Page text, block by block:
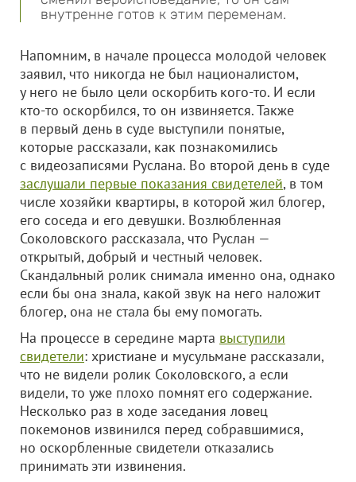
внутренне готов к этим переменам.
Напомним, в начале процесса молодой человек
заявил, что никогда не был националистом,
у него не было цели оскорбить кого-то. И если
кто-то оскорбился, то он извиняется. Также
в первый день в суде выступили понятые,
которые рассказали, как познакомились
с видеозаписями Руслана. Во второй день в суде
заслушали первые показания свидетелей, в том
числе хозяйки квартиры, в которой жил блогер,
его соседа и его девушки. Возлюбленная
Соколовского рассказала, что Руслан —
открытый, добрый и честный человек.
Скандальный ролик снимала именно она, однако
если бы она знала, какой звук на него наложит
блогер, она не стала бы ему помогать.
На процессе в середине марта выступили
свидетели: христиане и мусульмане рассказали,
что не видели ролик Соколовского, а если
видели, то уже плохо помнят его содержание.
Несколько раз в ходе заседания ловец
покемонов извинился перед собравшимися,
но оскорбленные свидетели отказались
принимать эти извинения.